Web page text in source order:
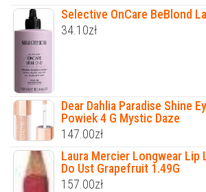
Selective OnCare BeBlond
34.10zł
Dear Dahlia Paradise Shine
Powiek 4 G Mystic Daze
147.00zł
Laura Mercier Longwear Lip
Do Ust Grapefruit 1.49G
157.00zł